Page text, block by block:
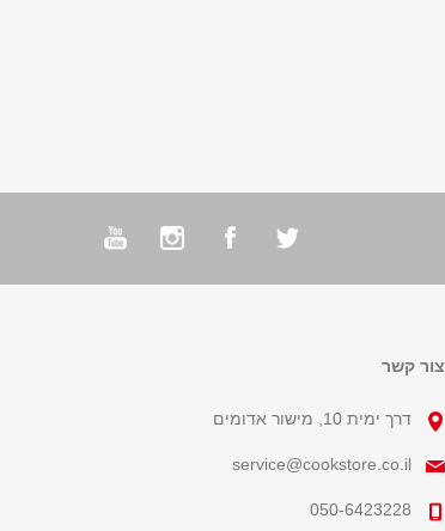
צור קשר
דרך ימית 10, מישור אדומים
service@cookstore.co.il
050-6423228